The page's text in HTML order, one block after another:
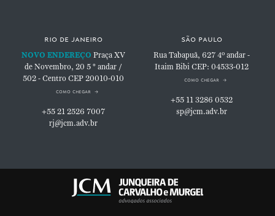
rio de janeiro
NOVO ENDEREÇO Praça XV
de Novembro, 20 5 ° andar /
502 - Centro CEP 20010-010
como chegar
+55 21 2526 7007
rj@jcm.adv.br
são paulo
Rua Tabapuã, 6274º andar -
Itaim BibiCEP: 04533-012
como chegar
+55 11 3286 0532
sp@jcm.adv.br